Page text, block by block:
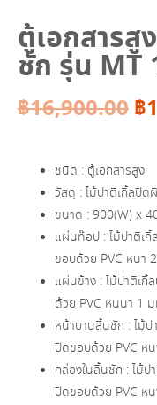
ตู้เอกสารสู
ชัก รุ่น MT
฿16,900.00
฿
฿
ชนิด : ตู้เอกสารสูง
วัสดุ : ไม้ปาติเกิ้ลปิด
ขนาด : 900(W) x
แผ่นท๊อป : ไม้ปาติเ
ขอบด้วย PVC หนา
แผ่นข้าง : ไม้ปาติเ
ด้วย PVC หนนา 1
หน้าบานลิ้นชัก : ไม้
ปิดขอบด้วย PVC ห
กล่องในลิ้นชัก : ไม้
ปิดขอบด้วย PVC ห